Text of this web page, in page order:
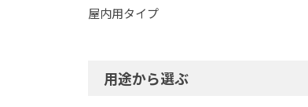
屋内用タイプ
用途から選ぶ